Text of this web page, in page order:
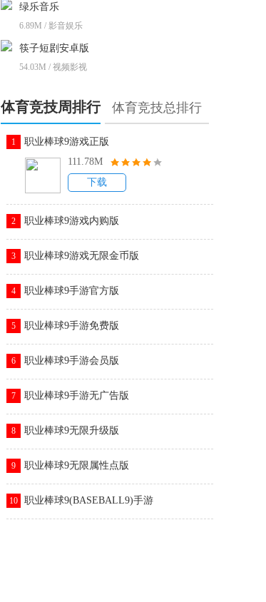
绿乐音乐
6.89M / 影音娱乐
筷子短剧安卓版
54.03M / 视频影视
体育竞技周排行 体育竞技总排行
1
职业棒球9游戏正版
111.78M
下载
2 职业棒球9游戏内购版
3 职业棒球9游戏无限金币版
4 职业棒球9手游官方版
5 职业棒球9手游免费版
6 职业棒球9手游会员版
7 职业棒球9手游无广告版
8 职业棒球9无限升级版
9 职业棒球9无限属性点版
10 职业棒球9(BASEBALL9)手游